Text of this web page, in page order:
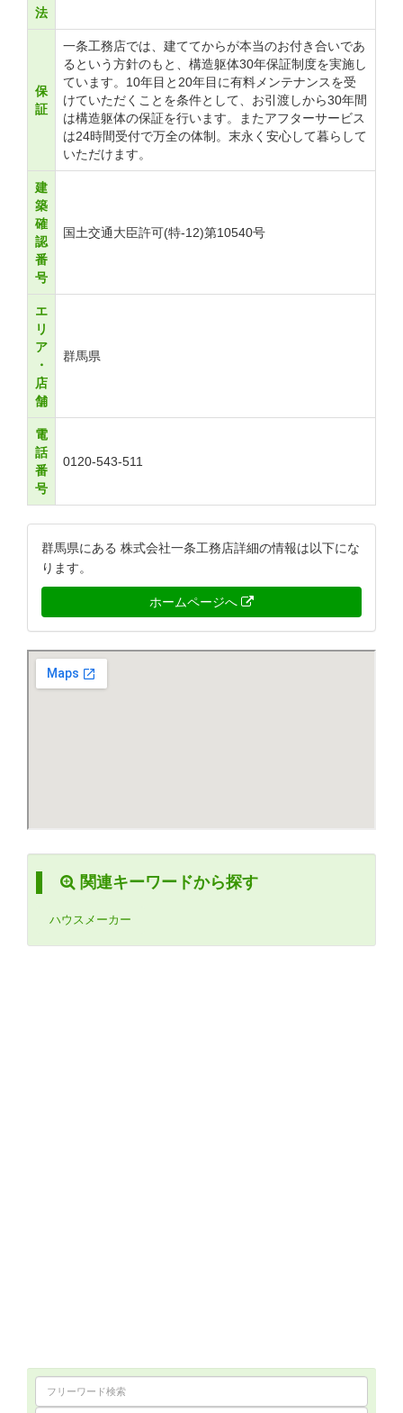
法
保
証
一条工務店では、建ててからが本当のお付き合いであ
るという方針のもと、構造躯体30年保証制度を実施し
ています。10年目と20年目に有料メンテナンスを受
けていただくことを条件として、お引渡しから30年間
は構造躯体の保証を行います。またアフターサービス
は24時間受付で万全の体制。末永く安心して暮らして
いただけます。
建
築
確
認
番
号
国土交通大臣許可(特-12)第10540号
エ
リ
ア
・
店
舗
群馬県
電
話
番
号
0120-543-511
群馬県にある 株式会社一条工務店詳細の情報は以下にな
ります。
ホームページへ
関連キーワードから探す
ハウスメーカー